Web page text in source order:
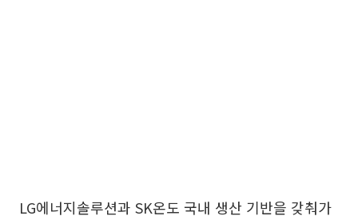
LG에너지솔루션과 SK온도 국내 생산 기반을 갖춰가